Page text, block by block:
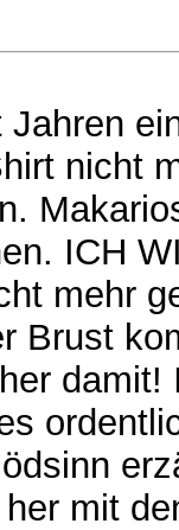
nicht
ICH
mehr
Brust
damit!
mit